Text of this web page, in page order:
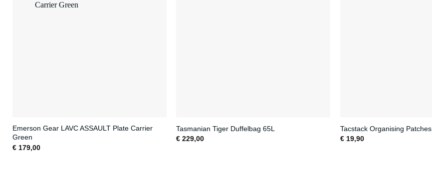
Emerson Gear LAVC ASSAULT Plate Carrier
Green
€179,00
Tasmanian Tiger Duffelbag 65L
€ 229,00
Tacstack Organising Patches
€19,90